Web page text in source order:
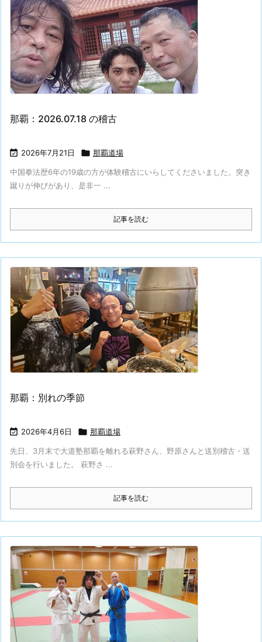
那覇：2026.07.18 の稽古
 2026年7月21日  那覇道場
中国拳法歴6年の19歳の方が体験稽古にいらしてくださいました。突き
蹴りが伸びがあり、是非一 ...
記事を読む
那覇：別れの季節
 2026年4月6日  那覇道場
先日、3月末で大道塾那覇を離れる萩野さん、野原さんと送別稽古・送
別会を行いました。 萩野さ ...
記事を読む